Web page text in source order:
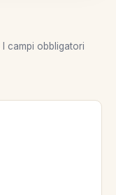
I campi obbligatori